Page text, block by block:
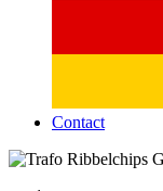
Contact